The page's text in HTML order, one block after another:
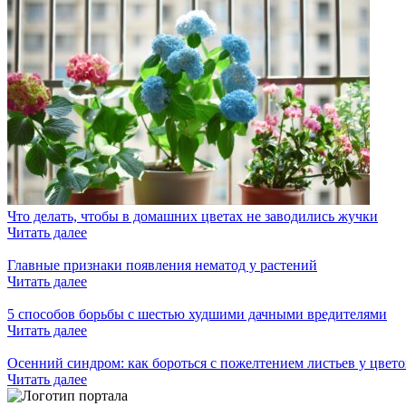
Что делать, чтобы в домашних цветах не заводились жучки
Читать далее
Главные признаки появления нематод у растений
Читать далее
5 способов борьбы с шестью худшими дачными вредителями
Читать далее
Осенний синдром: как бороться с пожелтением листьев у
Читать далее